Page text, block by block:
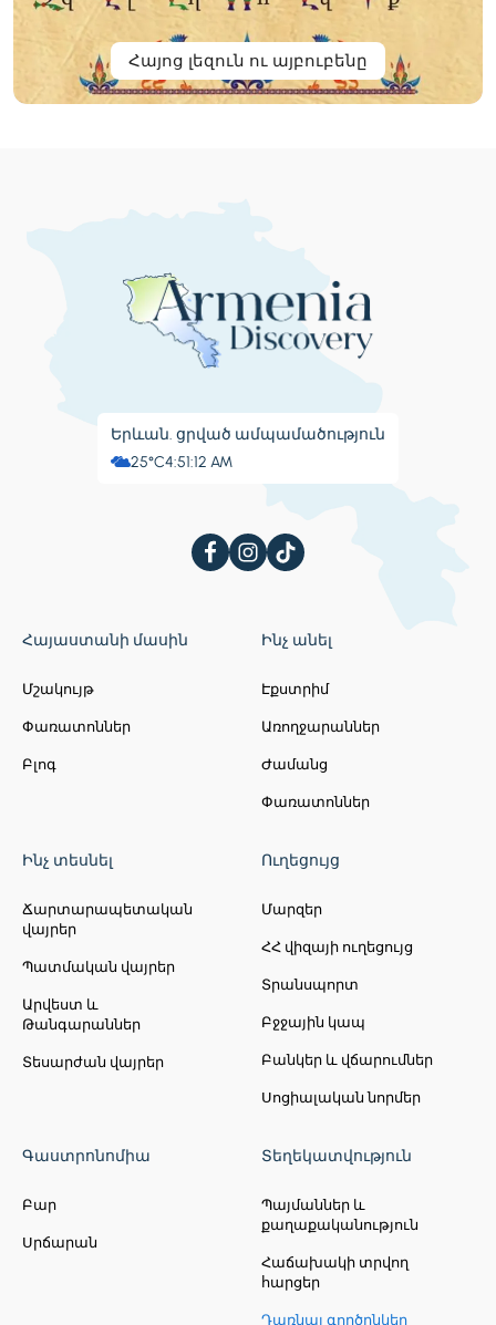
Հայոց լեզուն ու այբուբենը
Երևան. ցրված ամպամածություն
25°C4:51:13 AM
Հայաստանի մասին
Մշակույթ
Փառատոններ
Բլոգ
Ինչ անել
Էքստրիմ
Առողջարաններ
Ժամանց
Փառատոններ
Ինչ տեսնել
Ճարտարապետական
վայրեր
Պատմական վայրեր
Արվեստ և
Թանգարաններ
Տեսարժան վայրեր
Ուղեցույց
Մարզեր
ՀՀ վիզայի ուղեցույց
Տրանսպորտ
Բջջային կապ
Բանկեր և վճարումներ
Սոցիալական նորմեր
Գաստրոնոմիա
Բար
Սրճարան
Տեղեկատվություն
Պայմաններ և
քաղաքականություն
Հաճախակի տրվող
հարցեր
Դառնալ գործընկեր